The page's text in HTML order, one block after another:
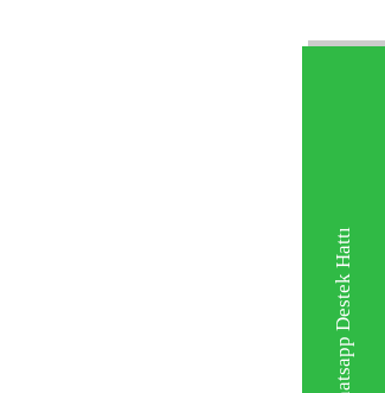
Whatsapp Destek Hattı